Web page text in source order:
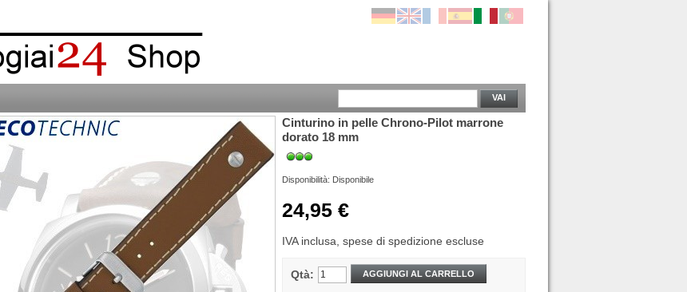
VAI
Cinturino in pelle Chrono-Pilot marrone
dorato 18 mm
Disponibilità: Disponibile
24,95 €
IVA inclusa, spese di spedizione escluse
Qtà: AGGIUNGI AL CARRELLO